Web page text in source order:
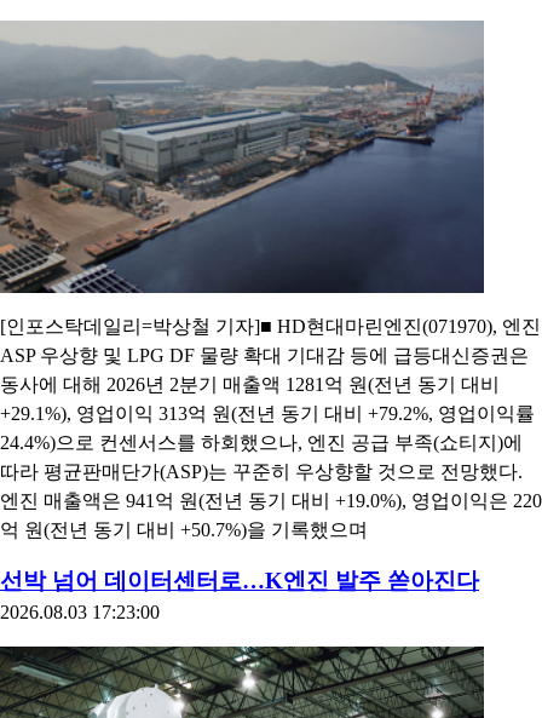
[인포스탁데일리=박상철 기자]■ HD현대마린엔진(071970), 엔진
ASP 우상향 및 LPG DF 물량 확대 기대감 등에 급등대신증권은
동사에 대해 2026년 2분기 매출액 1281억 원(전년 동기 대비
+29.1%), 영업이익 313억 원(전년 동기 대비 +79.2%, 영업이익률
24.4%)으로 컨센서스를 하회했으나, 엔진 공급 부족(쇼티지)에
따라 평균판매단가(ASP)는 꾸준히 우상향할 것으로 전망했다.
엔진 매출액은 941억 원(전년 동기 대비 +19.0%), 영업이익은 220
억 원(전년 동기 대비 +50.7%)을 기록했으며
선박 넘어 데이터센터로…K엔진 발주 쏟아진다
2026.08.03 17:23:00